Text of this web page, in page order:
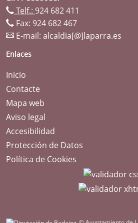
Telf.: 924 682 411
Fax: 924 682 467
E-mail: alcaldia[@]laparra.es
Enlaces
Inicio
Contacte
Mapa web
Aviso legal
Accesibilidad
Protección de Datos
Política de Cookies